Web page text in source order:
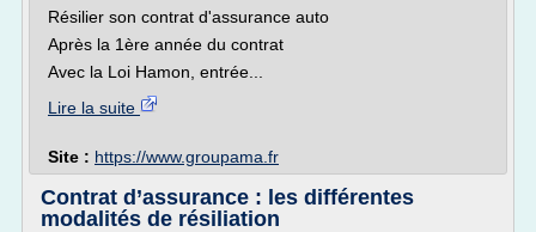
Résilier son contrat d'assurance auto
Après la 1ère année du contrat
Avec la Loi Hamon, entrée...
Lire la suite
Site : https://www.groupama.fr
Contrat d’assurance : les différentes
modalités de résiliation